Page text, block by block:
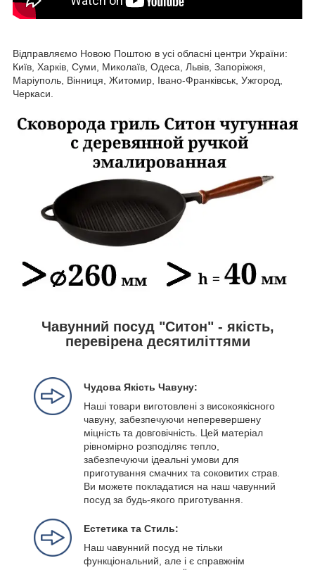
Відправляємо Новою Поштою в усі обласні центри України:
Київ, Харків, Суми, Миколаїв, Одеса, Львів, Запоріжжя,
Маріуполь, Вінниця, Житомир, Івано-Франківськ, Ужгород,
Черкаси.
Чавунний посуд "Ситон" - якість,
перевірена десятиліттями
Чудова Якість Чавуну:
Наші товари виготовлені з високоякісного
чавуну, забезпечуючи неперевершену
міцність та довговічність. Цей матеріал
рівномірно розподіляє тепло,
забезпечуючи ідеальні умови для
приготування смачних та соковитих страв.
Ви можете покладатися на наш чавунний
посуд за будь-якого приготування.
Естетика та Стиль:
Наш чавунний посуд не тільки
функціональний, але і є справжнім